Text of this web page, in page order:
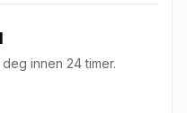
innen 24 timer.